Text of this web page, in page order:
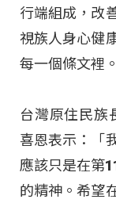
行端組成，改
視族人身心健
每一個條文裡。
台灣原住民族
喜恩表示：「
應該只是在第
的精神。希望